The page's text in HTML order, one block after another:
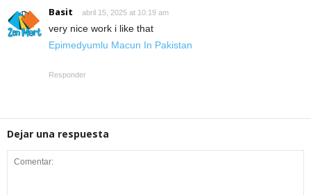
Basit abril 15, 2025 at 10:19 am
very nice work i like that
Epimedyumlu Macun In Pakistan
Responder
Dejar una respuesta